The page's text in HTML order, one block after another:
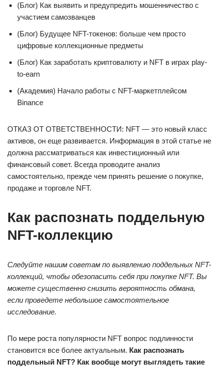
(Блог) Как выявить и предупредить мошенничество с
участием самозванцев
(Блог) Будущее NFT-токенов: больше чем просто
цифровые коллекционные предметы
(Блог) Как заработать криптовалюту и NFT в играх play-
to-earn
(Академия) Начало работы с NFT-маркетплейсом
Binance
ОТКАЗ ОТ ОТВЕТСТВЕННОСТИ: NFT — это новый класс
активов, он еще развивается. Информация в этой статье не
должна рассматриваться как инвестиционный или
финансовый совет. Всегда проводите анализ
самостоятельно, прежде чем принять решение о покупке,
продаже и торговле NFT.
Как распознать поддельную
NFT-коллекцию
Следуйте нашим советам по выявлению поддельных NFT-
коллекций, чтобы обезопасить себя при покупке NFT. Вы
можете существенно снизить вероятность обмана,
если проведете небольшое самостоятельное
исследование.
По мере роста популярности NFT вопрос подлинности
становится все более актуальным. Как распознать
поддельный NFT? Как вообще могут выглядеть такие